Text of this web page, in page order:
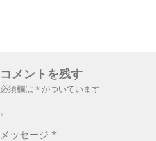
コメントを残す
必須欄は * がついています
。
メッセージ *